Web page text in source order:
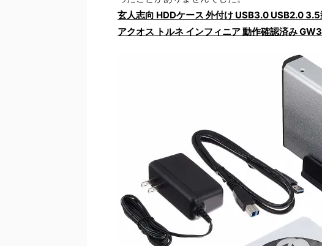
玄人志向 HDDケース 外付け USB3.0 USB2.0
アクオス トルネ インフィニア 動作確認済み